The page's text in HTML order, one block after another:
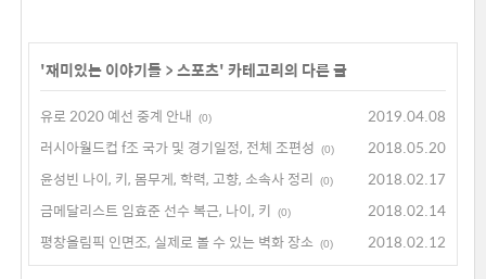
'재미있는 이야기들>스포츠' 카테고리의 다른 글
유로 2020 예선 중계 안내 (0)
2019.04.08
러시아월드컵 f조 국가 및 경기일정, 전체 조편성
(0)
2018.05.20
윤성빈 나이, 키, 몸무게, 학력, 고향, 소속사 정리
(0)
2018.02.17
금메달리스트 임효준 선수 복근, 나이, 키
(0)
2018.02.14
평창올림픽 인면조, 실제로 볼 수 있는 벽화 장소 (0) 2018.02.12